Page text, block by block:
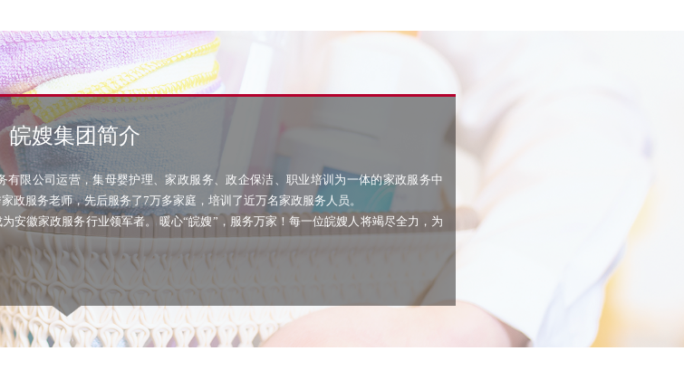
皖嫂集团简介
限公司运营，集母婴护理、家政服务、政企保洁、职业培训为一体的家政服务中
政服务老师，先后服务了7万多家庭，培训了近万名家政服务人员。
安徽家政服务行业领军者。 暖心“皖嫂”，服务万家！每一位皖嫂人将竭尽全力，为